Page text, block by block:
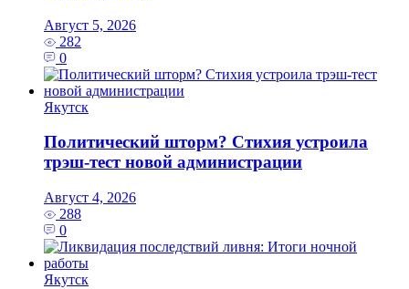
Август 5, 2026
282
0
Якутск
Политический шторм? Стихия устроила
трэш-тест новой администрации
Август 4, 2026
288
0
Якутск